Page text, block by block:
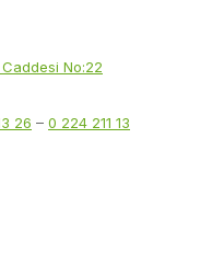
Caddesi No:22
26 – 0 224 211 13